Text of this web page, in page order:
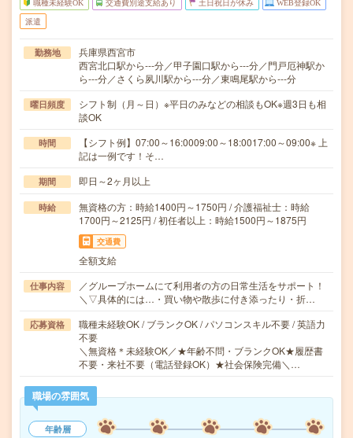
職種未経験OK 交通費別途支給あり 土日祝日が休み WEB登録OK
派遣
勤務地
兵庫県西宮市
西宮北口駅から---分／甲子園口駅から---分／門戸厄神駅か
ら---分／さくら夙川駅から---分／東鳴尾駅から---分
曜日頻度
シフト制（月～日）※平日のみなどの相談もOK※週3日も相
談OK
時間
【シフト例】07:00～16:0009:00～18:0017:00～09:00※ 上
記は一例です！そ…
期間 即日～2ヶ月以上
時給
無資格の方：時給1400円～1750円 / 介護福祉士：時給
1700円～2125円 / 初任者以上：時給1500円～1875円
交通費
全額支給
仕事内容
／グループホームにて利用者の方の日常生活をサポート！
＼▽具体的には…・買い物や散歩に付き添ったり・折…
応募資格
職種未経験OK / ブランクOK / パソコンスキル不要 / 英語力
不要
＼無資格＊未経験OK／★年齢不問・ブランクOK★履歴書
不要・来社不要（電話登録OK）★社会保険完備＼…
職場の雰囲気
年齢層